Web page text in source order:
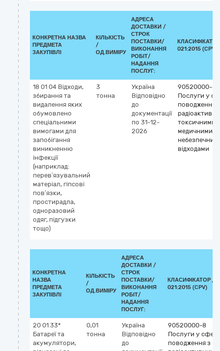
КОНКРЕТНА НАЗВА
ПРЕДМЕТА
ЗАКУПІВЛІ
КІЛЬКІСТЬ
/
ОД.ВИМІРУ
АДРЕСА
ДОСТАВКИ /
СТРОК
ПОСТАВКИ/
ВИКОНАННЯ
РОБІТ/
НАДАННЯ
ПОСЛУГ:
021:2015 (CPV)
18 01 04 Відходи,
збирання та
видалення яких
обумовлено
спеціальними
вимогами для
запобігання
виникненню
інфекції
(наприклад:
перев’язувальний
матеріал, гіпсові
пов’язки,
простирадла,
одноразовий
одяг, підгузки
тощо)
3
тонна
Україна
Відповідно
до
документації
по 31-12-
2026
90520000-8
Послуги у
поводження з
токсичними,
медичними
відходами
КОНКРЕТНА
НАЗВА
ПРЕДМЕТА
ЗАКУПІВЛІ
КІЛЬКІСТЬ
/
ОД.ВИМІРУ
АДРЕСА
ДОСТАВКИ /
СТРОК
ПОСТАВКИ/
ВИКОНАННЯ
РОБІТ/
НАДАННЯ
ПОСЛУГ:
КЛАСИФІКАТОР ДК
021:2015 (CPV)
20 01 33*
Батареї та
акумулятори,
0,01
тонна
Україна
Відповідно
до
90520000-8
Послуги у сфері
поводження з